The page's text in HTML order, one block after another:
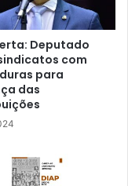
Deputado
com
para
das